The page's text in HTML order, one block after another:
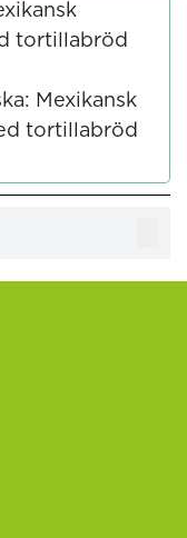
tortillabröd
Mexikansk
tortillabröd